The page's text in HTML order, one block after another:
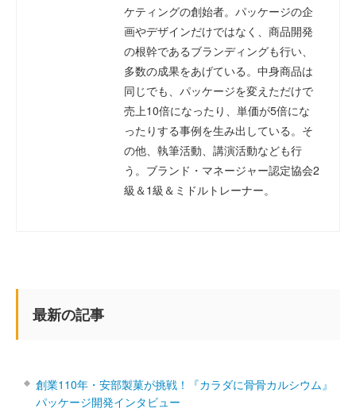
ケティングの創始者。パッケージの企
画やデザインだけではなく、商品開発
の根幹であるブランディングも行い、
多数の成果をあげている。中身商品は
同じでも、パッケージを変えただけで
売上10倍になったり、単価が5倍にな
ったりする事例を生み出している。そ
の他、執筆活動、講演活動なども行
う。ブランド・マネージャー認定協会2
級＆1級＆ミドルトレーナー。
最新の記事
創業110年・安部製菓が挑戦！『カラダに骨骨カルシウム』
パッケージ開発インタビュー